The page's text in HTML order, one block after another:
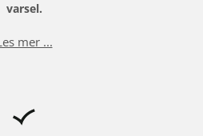
varsel.
mer ...